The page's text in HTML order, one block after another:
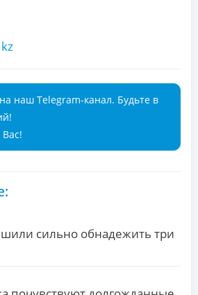
наш Telegram-канал. Будьте в
сильно обнадежить три